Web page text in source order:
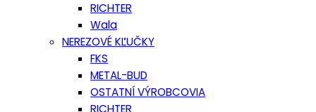
RICHTER
Wala
NEREZOVÉ KĽUČKY
FKS
METAL-BUD
OSTATNÍ VÝROBCOVIA
RICHTER